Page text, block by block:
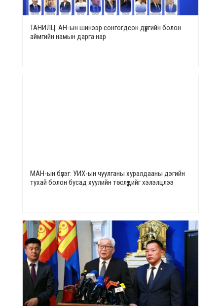
ТАНИЛЦ: АН-ын шинээр сонгогдсон дүүргийн болон
аймгийн намын дарга нар
МАН-ын бүлэг: УИХ-ын чуулганы хуралдааны дэгийн
тухай болон бусад хуулийн төслүүдийг хэлэлцлээ